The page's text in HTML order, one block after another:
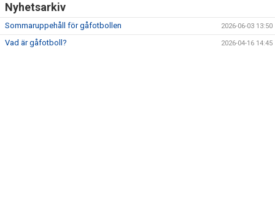
Nyhetsarkiv
Sommaruppehåll för gåfotbollen 2026-06-03 13:50
Vad är gåfotboll? 2026-04-16 14:45